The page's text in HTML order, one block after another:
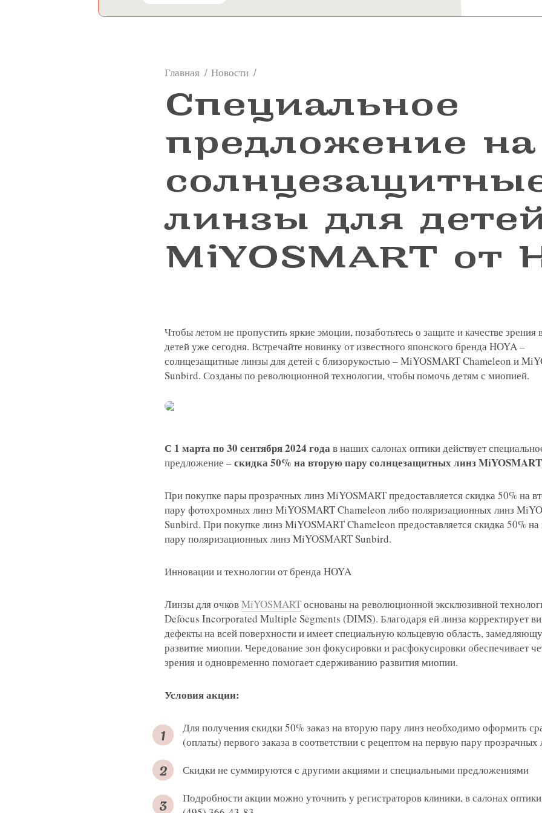
Главная Новости
Специальное
предложение на
линзы для
MiYOSMART от
Чтобы летом не пропустить яркие эмоции, позаботьтесь о защите и качестве зрения
детей уже сегодня. Встречайте новинку от известного японского бренда HOYA –
солнцезащитные линзы для детей с близорукостью – MiYOSMART Chameleon и
Sunbird. Созданы по революционной технологии, чтобы помочь детям с миопией.
С 1 марта по 30 сентября 2024 годав наших салонах оптики действует
предложение –скидка 50% на вторую пару солнцезащитных линз
При покупке пары прозрачных линз MiYOSMART предоставляется скидка 50% на
пару фотохромных линз MiYOSMART Chameleon либо поляризационных линз
Sunbird. При покупке линз MiYOSMART Chameleon предоставляется скидка 50%
пару поляризационных линз MiYOSMART Sunbird.
Инновации и технологии от бренда HOYA
Линзы для очковMiYOSMARTоснованы на революционной эксклюзивной
Defocus Incorporated Multiple Segments (DIMS). Благодаря ей линза корректирует
дефекты на всей поверхности и имеет специальную кольцевую область,
развитие миопии. Чередование зон фокусировки и расфокусировки обеспечивает
зрения и одновременно помогает сдерживанию развития миопии.
Условия акции:
Для получения скидки 50% заказ на вторую пару линз необходимо оформить
(оплаты) первого заказа в соответствии с рецептом на первую пару прозрачных
Скидки не суммируются с другими акциями и специальными предложениями
Подробности акции можно уточнить у регистраторов клиники, в салонах
Яндекс Google 2GIS Zoon Yell
Записаться на прием в
Нажимая на кнопку «Отправить», вы даете согласие на обработку
политикой конфиденциальности
Записаться
Связаться с
Нажимая на кнопку «Отправить», вы даете согласие на обработку
Я соглашаюсь на получение рассылки в соответствии с ФЗ от 13.03.2006 №38-ФЗ на
политикой конфиденциальности
Оставить отзыв
Нажимая на кнопку «Отправить», вы даете согласие на обработку
Я соглашаюсь на получение рассылки в соответствии с ФЗ от 13.03.2006 №38-ФЗ на
политикой конфиденциальности
Подать обращение или
Нажимая на кнопку «Отправить», вы даете согласие на обработку
Я соглашаюсь на получение рассылки в соответствии с ФЗ от 13.03.2006 №38-ФЗ на
политикой конфиденциальности
Заказать линзы по
Нажимая на кнопку «Отправить», вы даете согласие на обработкуперсональных